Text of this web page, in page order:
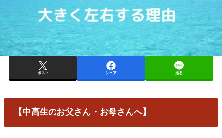
ポスト シェア 送る
【中高生のお父さん・お母さんへ】